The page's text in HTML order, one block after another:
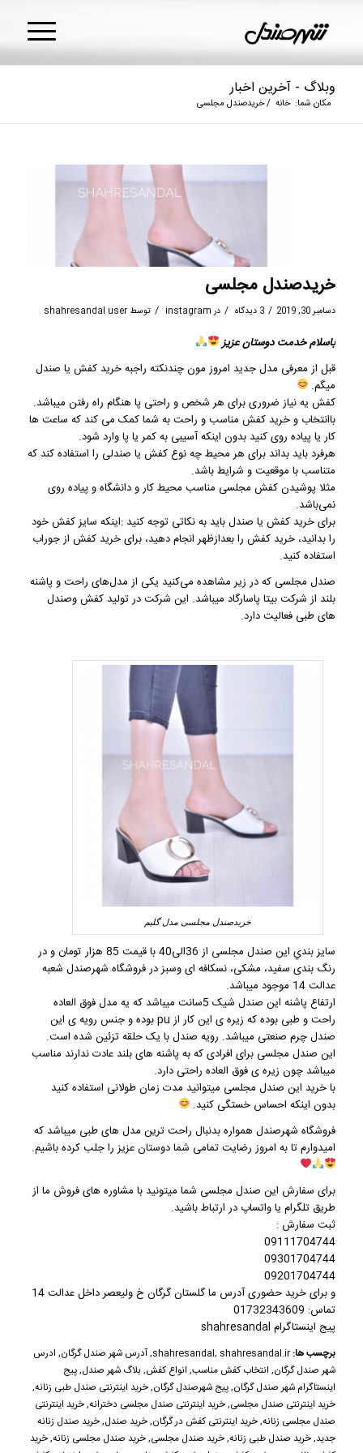
وبلاگ - آخرین اخبار
مکان شما: خانه /خریدصندل مجلسی
خریدصندل مجلسی
دسامبر 30, 2019 / 3 دیدگاه / در instagram
/ توسط shahresandal user
باسلام خدمت دوستان عزیز
قبل از معرفی مدل جدید امروز مون چندنکته راجبهخرید کفشیا صندل
میگم.
کفش یه نیاز ضروری برای هر شخص و راحتی پا هنگام راه رفتن میباشد.
باانتخاب و خرید کفش مناسب و راحت به شما کمک می کند که ساعت ها
کار یا پیاده روی کنید بدون اینکه آسیبی به کمر یا پا وارد شود.
هرفرد باید بداند برای هر محیط چه نوع کفش یا صندلی را استفاده کند که
متناسب با موقعیت و شرایط باشد.
مثلا پوشیدنکفش مجلسی مناسب محیط کار و دانشگاه و پیاده روی
نمی‌باشد.
برای خرید کفش یا صندل باید به نکاتی توجه کنید :اینکه سایز کفش خود
را بدانید، خرید کفش را بعدازظهر انجام دهید، برای خرید کفش از جوراب
استفاده کنید.
صندل مجلسی که در زیر مشاهده می‌کنید یکی از مدل‌های راحت و پاشنه
بلند از شرکت بیتا پاسارگاد میباشد. این شرکت در تولید کفش وصندل
های طبی فعالیت دارد.
خریدصندل مجلسی مدل گلیم
سایز بندي این صندل مجلسی
از 36الی40 با قیمت 85 هزار تومان و در
رنگ بندی سفید، مشکی، نسکافه ای وسبز درفروشگاه شهرصندلشعبه
عدالت 14 موجود میباشد.
ارتفاع پاشنه این صندل شیک
5سانت میباشد که یه مدل فوق العاده
راحت و طبی بوده که زیره ی این کار از pu بوده و جنس رویه ی این
صندل چرم صنعتی میباشد. رویه صندل با یک حلقه تزئین شده است.
این صندل مجلسی برای افرادی که به پاشنه های بلند عادت‌ ندارند مناسب
میباشد چون زیره ی فوق العاده راحتی دارد.
با خرید این صندل مجلسی میتوانید مدت زمان طولانی استفاده کنید
بدون اینکه احساس خستگی کنید.
فروشگاه شهرصندلهمواره بدنبال راحت ترین مدل های طبی میباشد که
امیدوارم تا به امروز رضایت تمامی شما دوستان عزیز را جلب کرده باشیم.
برای سفارش این صندل مجلسی شما میتونید با مشاوره های فروش ما از
طریق تلگرام یا واتساپ در ارتباط باشید.
ثبت سفارش :
09111704744
09301704744
09201704744
و برای خرید حضوری آدرس ما گلستان گرگان خ ولیعصر داخل عدالت 14
تماس: 01732343609
پیج اینستاگرام shahresandal
برچسب ها: shahresandal,shahresandal.ir
,آدرس شهر صندل گرگان, ادرس
شهر صندل گرگان, انتخاب کفش مناسب, انواع کفش, بلاگ شهر صندل,پیج
اینستاگرام شهر صندل گرگان,پیج شهرصندل گرگان,خرید اینترنتی صندل طبی زنانه,
خرید اینترنتی صندل مجلسی,خرید اینترنتی صندل مجلسی دخترانه,خرید اینترنتی
صندل مجلسی زنانه,خرید اینترنتی کفش در گرگان,خرید صندل,خرید صندل زنانه
جدید,خرید صندل طبی زنانه,خرید صندل مجلسی,خرید صندل مجلسی زنانه,خرید